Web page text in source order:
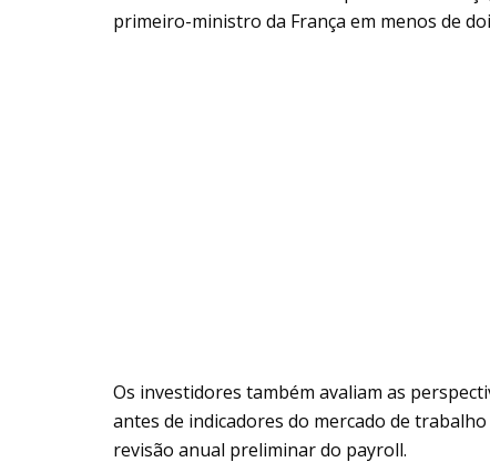
primeiro-ministro da França em menos de
Os investidores também avaliam as
antes de indicadores do mercado de
revisão anual preliminar do payroll.